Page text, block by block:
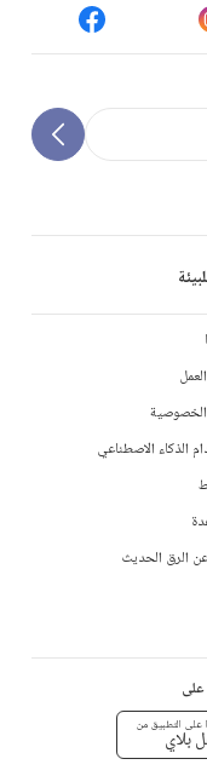
الخصوصية
الذكاء الاصطناعي
الرق الحديث
على التطبيق من
بلاي